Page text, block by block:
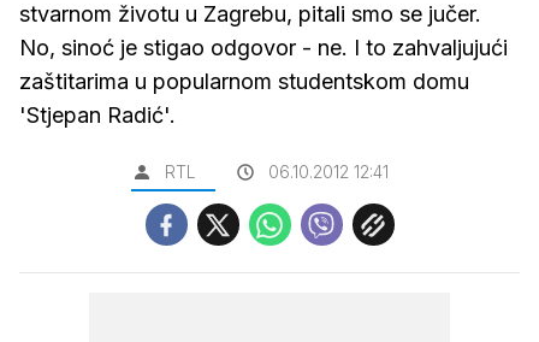
stvarnom životu u Zagrebu, pitali smo se jučer.
No, sinoć je stigao odgovor - ne. I to zahvaljujući
zaštitarima u popularnom studentskom domu
'Stjepan Radić'.
RTL 06.10.2012 12:41